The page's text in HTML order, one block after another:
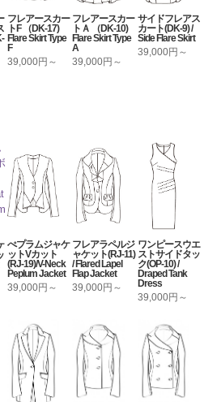
フレアースカー
トF （DK-17)
Flare Skirt Type
F
39,000円～
フレアースカー
トＡ （DK-10)
Flare Skirt Type
A
39,000円～
サイドフレアス
カート(DK-9) /
Side Flare Skirt
39,000円～
ぺプラムジャケ
ットVカット
(RJ-19)/V-Neck
Peplum Jacket
39,000円～
フレアラペルジ
ャケット(RJ-11)
/ Flared Lapel
Flap Jacket
39,000円～
ワンピースウエ
ストサイドタッ
ク(OP-10) /
Draped Tank
Dress
39,000円～